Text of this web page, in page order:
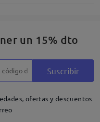
un 15% dto
Suscribir
ofertas y descuentos